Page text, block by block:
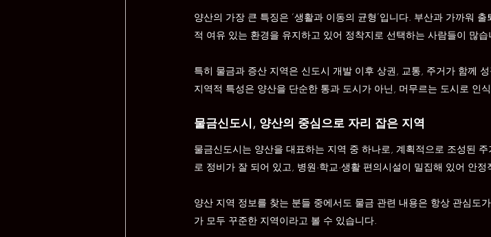
양산의 가장 큰 특징은 ‘생활과 이동의 균형’입니다. 부산과 가까워
적 여유 있는 환경을 유지하고 있어 정착지로 선택하는 사람들이 많습
특히 물금과 증산 지역은 신도시 개발 이후 상권, 교통, 주거가 함께
지역적 특성은 양산을 단순한 통과 도시가 아닌, 머무르는 도시로 인
물금신도시, 양산의 중심으로 자리 잡은 지역
물금신도시는 양산을 대표하는 지역 중 하나로, 계획적으로 조성된
로 정비가 잘 되어 있고, 병원·학교·생활 편의시설이 밀집해 있어 안
양산 지역 정보를 찾는 분들 중에서도 물금 관련 내용은 항상 관심도
가 모두 꾸준한 지역이라고 볼 수 있습니다.